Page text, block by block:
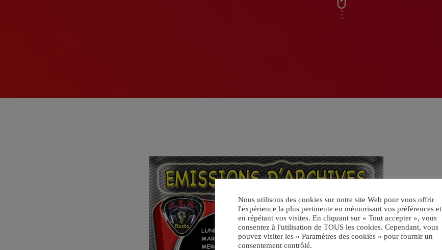
Nous utilisons des cookies sur notre site Web pour vous offrir
l'expérience la plus pertinente en mémorisant vos préférences et
en répétant vos visites. En cliquant sur « Tout accepter », vous
consentez à l'utilisation de TOUS les cookies. Cependant, vous
pouvez visiter les « Paramètres des cookies » pour fournir un
consentement contrôlé.